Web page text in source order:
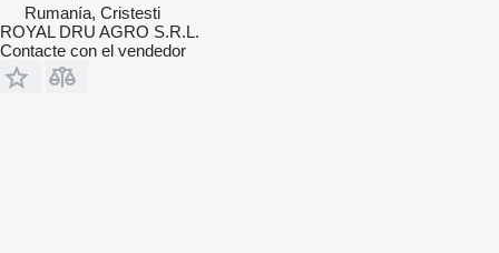
Rumanía, Cristesti
ROYAL DRU AGRO S.R.L.
Contacte con el vendedor